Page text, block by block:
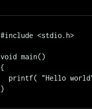
#include <stdio.h>
void main()
{